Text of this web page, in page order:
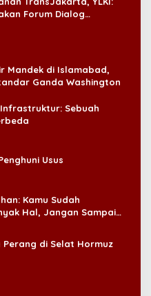
Forum Dialog
Mandek di Islamabad,
Ganda Washington
Sebuah
Usus
Kamu Sudah
Hal, Jangan Sampai
Perang di Selat Hormuz